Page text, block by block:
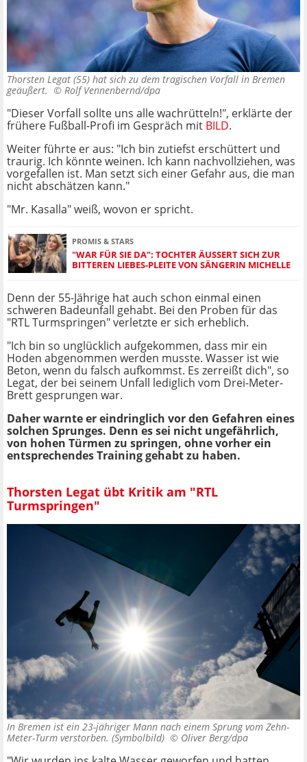
Thorsten Legat (55) hat sich zu dem tragischen Vorfall in Bremen
geäußert. © Rolf Vennenbernd/dpa
"Dieser Vorfall sollte uns alle wachrütteln!", erklärte der
frühere Fußball-Profi im Gespräch mit BILD.
Weiter führte er aus: "Ich bin zutiefst erschüttert und
traurig. Ich könnte weinen. Ich kann nachvollziehen, was
vorgefallen ist. Man setzt sich einer Gefahr aus, die man
nicht abschätzen kann."
"Mr. Kasalla" weiß, wovon er spricht.
PROMIS & STARS
"WAR FÜR SIE DA": TOCHTER ÄUSSERT SICH ZUR B
ITTEREN LIEBES-PLEITE VON SÄNGERIN MICHELLE
Denn der 55-Jährige hat auch schon einmal einen
schweren Badeunfall gehabt. Bei den Proben für das
"RTL Turmspringen" verletzte er sich erheblich.
"Ich bin so unglücklich aufgekommen, dass mir ein
Hoden abgenommen werden musste. Wasser ist wie
Beton, wenn du falsch aufkommst. Es zerreißt dich", so
Legat, der bei seinem Unfall lediglich vom Drei-Meter-
Brett gesprungen war.
Daher warnte er eindringlich vor den Gefahren eines
solchen Sprunges. Denn es sei nicht ungefährlich,
von hohen Türmen zu springen, ohne vorher ein
entsprechendes Training gehabt zu haben.
Thorsten Legat übt Kritik am "RTL
Turmspringen"
In Bremen ist ein 23-jähriger Mann nach einem Sprung vom Zehn-
Meter-Turm verstorben. (Symbolbild) © Oliver Berg/dpa